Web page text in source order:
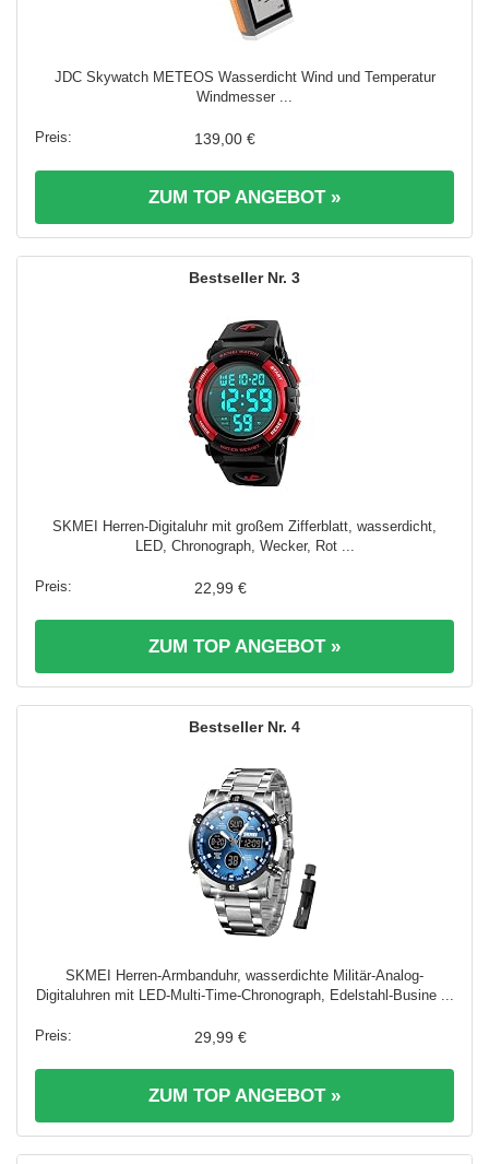
JDC Skywatch METEOS Wasserdicht Wind und Temperatur
Windmesser ...
139,00 €
ZUM TOP ANGEBOT »
3
SKMEI Herren-Digitaluhr mit großem Zifferblatt, wasserdicht,
LED, Chronograph, Wecker, Rot ...
22,99 €
ZUM TOP ANGEBOT »
4
SKMEI Herren-Armbanduhr, wasserdichte Militär-Analog-
Digitaluhren mit LED-Multi-Time-Chronograph, Edelstahl-Busine ...
29,99 €
ZUM TOP ANGEBOT »